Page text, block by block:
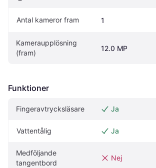
Antal kameror fram 1
Kameraupplösning
(fram)
12.0 MP
Funktioner
Fingeravtrycksläsare Ja
Vattentålig Ja
Medföljande
tangentbord
Nej